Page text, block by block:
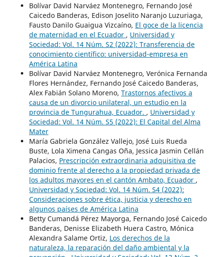
Bolívar David Narváez Montenegro, Fernando José
Caicedo Banderas, Edison Joselito Naranjo Luzuriaga,
Fausto Danilo Guaigua Vizcaíno, El goce de la licencia
de maternidad en el Ecuador , Universidad y
Sociedad: Vol. 14 Núm. S2 (2022): Transferencia de
conocimiento científico: universidad-empresa en
América Latina
Bolívar David Narváez Montenegro, Verónica Fernanda
Flores Hernández, Fernando José Caicedo Banderas,
Alex Fabián Solano Moreno, Trastornos afectivos a
causa de un divorcio unilateral, un estudio en la
provincia de Tungurahua, Ecuador. , Universidad y
Sociedad: Vol. 14 Núm. S5 (2022): El Capital del Alma
Mater
María Gabriela González Vallejo, José Luis Rueda
Buste, Lola Ximena Cangas Oña, Jessica Jasmin Cellán
Palacios, Prescripción extraordinaria adquisitiva de
dominio frente al derecho a la propiedad privada de
los adultos mayores en el cantón Ambato, Ecuador ,
Universidad y Sociedad: Vol. 14 Núm. S4 (2022):
Consideraciones sobre ética, justicia y derecho en
algunos países de América Latina
Betty Cumandá Pérez Mayorga, Fernando José Caicedo
Banderas, Denisse Elizabeth Huera Castro, Mónica
Alexandra Salame Ortiz, Los derechos de la
naturaleza, la reparación del daño ambiental y la